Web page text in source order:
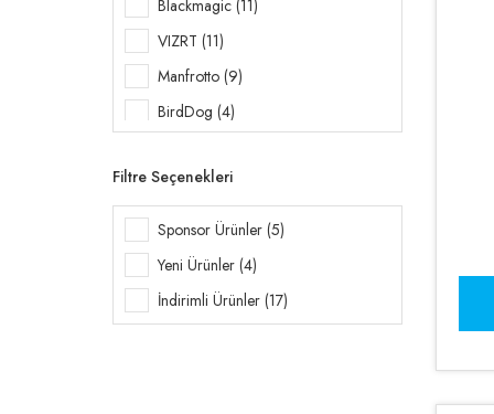
Blackmagic (11)
VIZRT (11)
Manfrotto (9)
BirdDog (4)
Focusrite (2)
Yamaha (2)
AngelBird (1)
Zhiyun (1)
Filtre Seçenekleri
Sponsor Ürünler (5)
Yeni Ürünler (4)
İndirimli Ürünler (17)